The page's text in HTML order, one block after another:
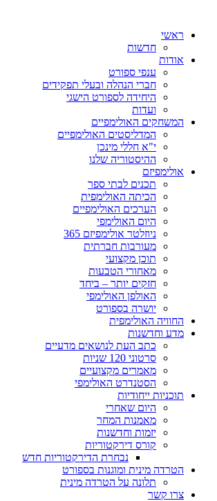
ראשי
חדשות
אודות
ענפי ספורט
חברי הנהלה ובעלי תפקידים
היחידה לספורט הישגי
ועדות
המשחקים האולימפיים
המדליסטים האולימפיים
י"א חללי מינכן
ההיסטוריה שלנו
אולימפיזם
תכנים לבתי ספר
הכיתה האולימפית
הערכים האולימפיים
היום האולימפי
ניוזלטר אולימפיזם 365
מעורבות חברתית
תוכן מקצועי
מאחורי הטבעות
חזקים יותר – ביחד
האולפן האולימפי
יושרה בספורט
החוויה האולימפית
מדע וחדשנות
כתב העת לנושאים מדעיים
סרטוני 120 שניות
מאמרים מקצועיים
הסטנדרט האולימפי
תוכניות ייחודיות
היום שאחרי
מאמנות המחר
יזמות וחדשנות
קורס דירקטוריות
נבחרת הדירקטוריות חדש
הטרדה מינית ומוגנות בספורט
תלונה על הטרדה מינית
צרו קשר